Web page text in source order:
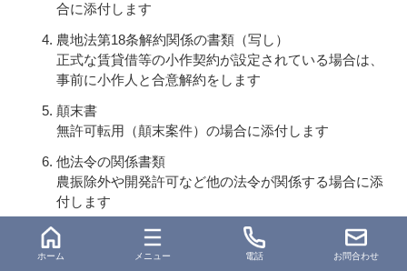
合に添付します
農地法第18条解約関係の書類（写し）
正式な賃貸借等の小作契約が設定されている場合は、
事前に小作人と合意解約をします
顛末書
無許可転用（顛末案件）の場合に添付します
他法令の関係書類
農振除外や開発許可など他の法令が関係する場合に添
付します
ホーム メニュー 電話 お問合わせ